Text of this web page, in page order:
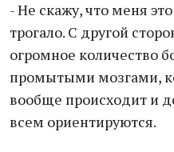
- Не скажу, что меня
трогало. С другой
огромное количество
промытыми мозгами,
вообще происходит и
всем ориентируются.